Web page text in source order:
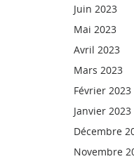
Juin 2023
Mai 2023
Avril 2023
Mars 2023
Février 2023
Janvier 2023
Décembre
Novembre